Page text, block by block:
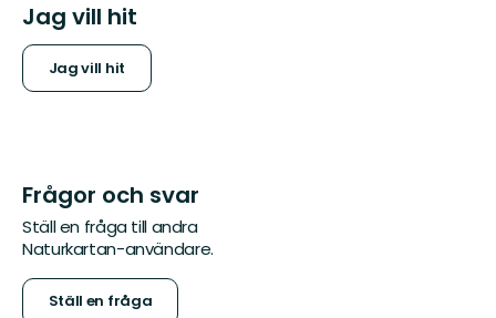
Jag vill hit
Jag vill hit
Frågor och svar
Ställ en fråga till andra
Naturkartan-användare.
Ställ en fråga